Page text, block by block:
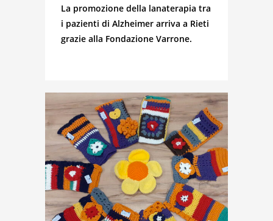
La promozione della lanaterapia tra
i pazienti di Alzheimer arriva a Rieti
grazie alla Fondazione Varrone.